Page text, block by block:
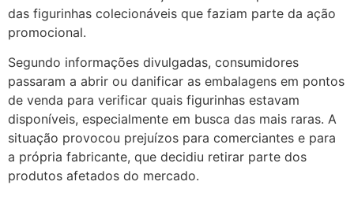
das figurinhas colecionáveis que faziam parte da ação
promocional.
Segundo informações divulgadas, consumidores
passaram a abrir ou danificar as embalagens em pontos
de venda para verificar quais figurinhas estavam
disponíveis, especialmente em busca das mais raras. A
situação provocou prejuízos para comerciantes e para
a própria fabricante, que decidiu retirar parte dos
produtos afetados do mercado.